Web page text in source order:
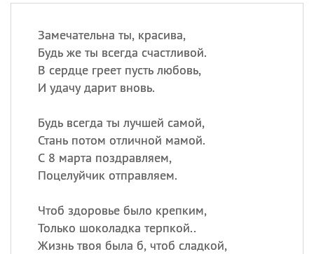
Замечательна ты, красива,
Будь же ты всегда счастливой.
В сердце греет пусть любовь,
И удачу дарит вновь.
Будь всегда ты лучшей самой,
Стань потом отличной мамой.
С 8 марта поздравляем,
Поцелуйчик отправляем.
Чтоб здоровье было крепким,
Только шоколадка терпкой..
Жизнь твоя была б, чтоб сладкой,